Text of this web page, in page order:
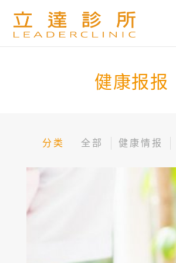
健康报报
分类 全部 健康情报